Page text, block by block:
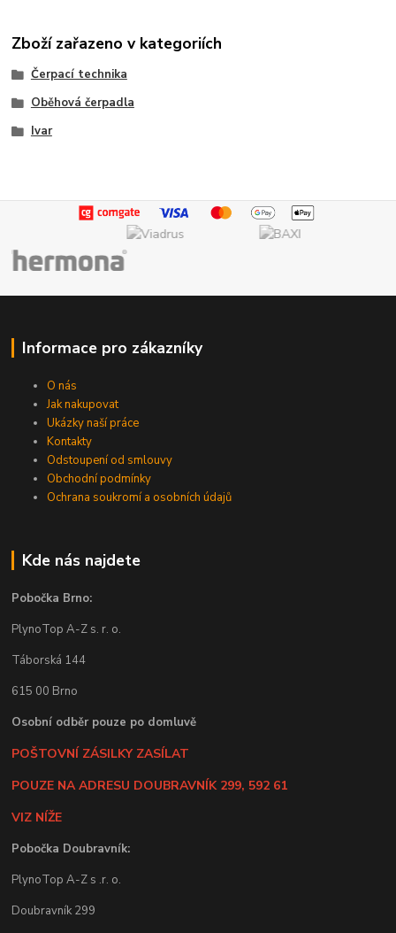
Zboží zařazeno v kategoriích
Čerpací technika
Oběhová čerpadla
Ivar
Informace pro zákazníky
O nás
Jak nakupovat
Ukázky naší práce
Kontakty
Odstoupení od smlouvy
Obchodní podmínky
Ochrana soukromí a osobních údajů
Kde nás najdete
Pobočka Brno:
PlynoTop A-Z s. r. o.
Táborská 144
615 00 Brno
Osobní odběr pouze po domluvě
POŠTOVNÍ ZÁSILKY ZASÍLAT
POUZE NA ADRESU DOUBRAVNÍK 299, 592 61
VIZ NÍŽE
Pobočka Doubravník:
PlynoTop A-Z s .r. o.
Doubravník 299